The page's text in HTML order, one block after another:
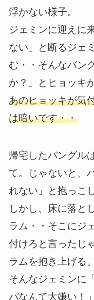
浮かない様子。
ジェミンに迎えに
ない」と断るジェ
む・・そんなバン
か？」とヒョッキ
あのヒョッキが気
は暗いです・・
帰宅したバングル
て。じゃないと、
れない」と抱っこ
しかし、床に落と
ラム・・そこにジ
付けろと言ったじ
ラムを抱き上げる。
そんなジェミンに
パなんて大嫌い！